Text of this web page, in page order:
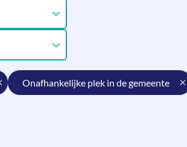
onafhankelijke plek in de gemeente